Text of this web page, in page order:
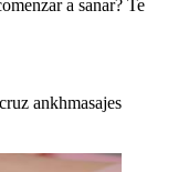
a sanar? Te
cruz ankhmasajes